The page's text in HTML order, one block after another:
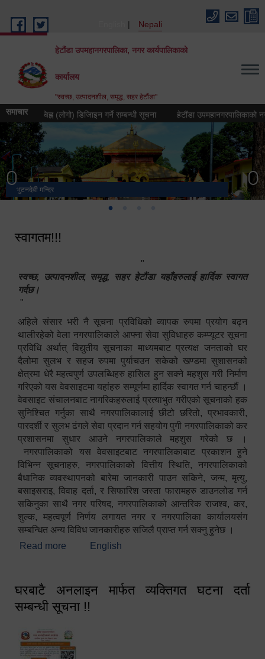
Nepali
हेटौंडा उपमहानगरपालिका, नगर कार्यपालिकाको
कार्यालय
"स्वच्छ, उत्पादनशील, समृद्ध, सहर हेटौंडा"
समाचार
चिह्न (लोगो) डिजिाइन गर्ने सम्बन्धी सूचना हेटौंडा उपमहानगरपालिकाको नगर गान
भुटनदेवी मन्दिर
स्मारक
हेटौंडा उपमहानगरपालिका नगर कार्यपालिकाको कार्यालय
मनकामना डाँडाबाट देखिएको दृश्य
स्वागतम!!!
"
स्वच्छ, उत्पादनशील, समृद्ध, सहर हेटौंडा यहाँहरुलाई हार्दिक स्वागत
गर्दछ।
"
अहिले संसार भरी नै सूचना प्रविधिको व्यापक रुपमा प्रयोग बढ्न
थालीरहेको वेला नगरपालिकाले आफ्ना सेवा सुविधाहरु कम्प्यूटर सूचना
प्रविधि अर्थात् विद्युतीय सूचनाका माध्यमबाट प्रत्यक्ष जनताको घर
दैलोमा सुलभ र सहज रुपमा पुर्याचउन सकेको खण्डमा सुशासनको
क्षेत्रमा धेरै महत्वपुर्ण उपलब्धिहरु हासिल हुन सक्ने महशुस गरी निर्माण
गरिएको यस वेवसाइटमा यहांहरु सम्पूर्णमा हार्दिक स्वागत गर्न चाहन्छौं ।
वेवसाइट संचालनबाट नागरिकहरुलाई प्रत्याभुत गरीएको सूचनाको हक
सुनिश्चित गर्नुका साथै नगरपालिकालाई छीटो छरितो, प्रभावकारी,
पारदर्शी र सुलभ ढंगले सेवा प्रदान गर्न सहयोग पुगी नगरपालिकाको कर
प्रशासनमा सुधार आउने नगरपालिकाले महशुस गरेको छ ।
नगरपालिकाको यस वेवसाइटबाट नगरपालिकाबाट प्रकाशन हुने
विभिन्न सूचनाहरु, नगरपालिकाको वित्तीय स्थिति, नगरपालिकाको
बैधानिक व्यवस्थापनको बारेमा जानकारी पाउन सकिने, जन्म, मृत्यु,
बसाइसराइ, विवाह दर्ता, र सिफारिश जस्ता फारामहरु डाउनलोड गर्न
सकिनुका साथै नगर परिषद, नगरपालिकाको आन्तरिक राजश्व, कर,
शुल्क, महत्वपूर्ण निर्णय लगायत नगर र नगरपालिका कार्यालयसंग
सम्बन्धित अन्य विविध जानकारीहरु सजिलै प्राप्त गर्न सक्नु हुनेछ ।
Read more about स्वागतम!!!
English
घरबाटै अनलाइन मार्फत व्यक्तिगत घटना दर्ता
सम्बन्धी सूचना !!